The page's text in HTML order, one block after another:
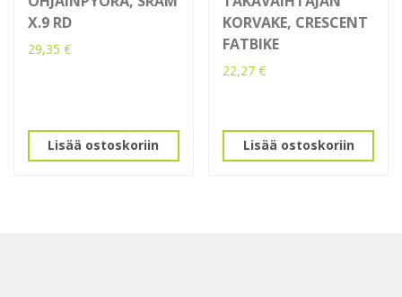
X.9 RD
29,35 €
Lisää ostoskoriin
KORVAKE, CRESCENT
FATBIKE
22,27€
Lisää ostoskoriin